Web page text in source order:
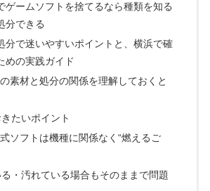
ゲームソフトを捨てるなら種類を知る
分できる
分で迷いやすいポイントと、横浜で確
めの実践ガイド
素材と処分の関係を理解しておくと
たいポイント
ソフトは機種に関係なく“燃えるご
・汚れている場合もそのままで問題